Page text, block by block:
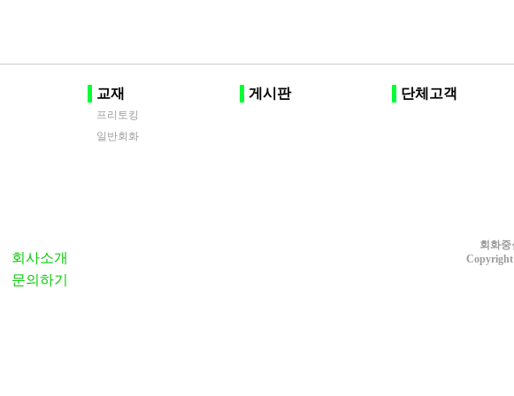
교재 게시판 단체고객
프리토킹
일반회화
회사소개
문의하기
회화
Copyright